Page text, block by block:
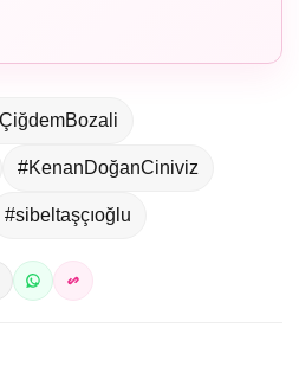
#KenanDoğanCiniviz
#sibeltaşçıoğlu